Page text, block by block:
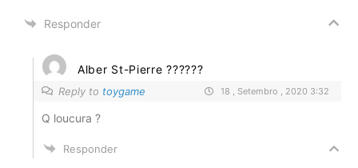
Responder
Alber St-Pierre ??????
Reply to toygame 18 , Setembro , 2020 3:32
Q loucura ?
Responder